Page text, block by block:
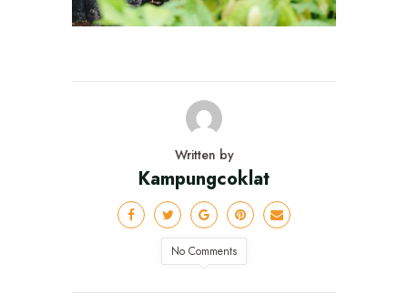
Written by
Kampungcoklat
No Comments